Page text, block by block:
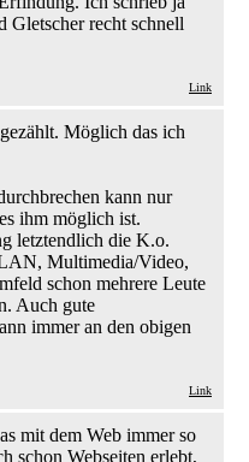
Gletscher recht schnell
Link
Möglich das ich
kann nur
ihm möglich ist.
letztendlich die K.o.
Multimedia/Video,
schon mehrere Leute
Auch gute
immer an den obigen
Link
mit dem Web immer so
schon Webseiten erlebt,